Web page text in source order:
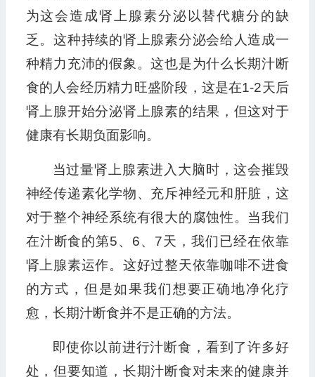
为这会造成肾上腺素分泌以替代糖分的缺
乏。这种持续的肾上腺素分泌会给人造成一
种精力充沛的假象。这也是为什么长期汁断
食的人会经历精力旺盛阶段，这是在1-2天后
肾上腺开始分泌肾上腺素的结果，但这对于
健康有长期负面影响。
当过量肾上腺素进入大脑时，这会摧毁
神经传递素化学物、充斥神经元和肝脏，这
对于整个神经系统有很大的腐蚀性。当我们
在汁断食的第5、6、7天，我们已经在依靠
肾上腺素运作。这好过整天依靠咖啡不进食
的方式，但是如果我们想要正确地净化疗
愈，长期汁断食并不是正确的方法。
即使你以前进行汁断食，看到了许多好
处，但要知道，长期汁断食对未来的健康并